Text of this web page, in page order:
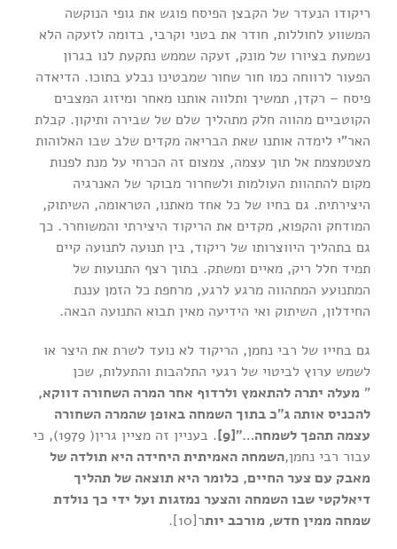
ריקודו הנעדר של הקבצן הפיסח פוגש את גופי הנוקשה
המשווע לחוללות, חודר את בטני וקרבי, בדומה לזעקה הלא
נשמעת בציורו של מונק, זעקה שממש נתקעת לנו בגרון
הפעור לרווחה כמו חור שחור שמבטינו נבלע בתוכו. הדיאדה
פיסח – רקדן, תמשיך ותלווה אותנו מאחר ומיזוג המצבים
הקוטביים מהווה חלק מתהליך שלם של שבירה ותיקון. קבלת
האר”י לימדה אותנו שאת הבריאה מקדים שלב שבו האלוהות
מצטמצמת אל תוך עצמה, צמצום זה הכרחי על מנת לפנות
מקום להתהוות העולמות ולשחרור מבוקר של האנרגיה
היצירתית. גם בחיו של כל אחד מאתנו, הטראומה, השיתוק,
המודחק והקפוא, מקדים את הריקוד היצירתי והמשוחרר. כך
גם בתהליך היווצרותו של ריקוד, בין תנועה לתנועה קיים
תמיד חלל ריק, מאיים ומשתק. בתוך רצף התנועות של
המתנועע המתהווה מרגע לרגע, מרחפת כל הזמן עננת
החידלון, השיתוק ואי הידיעה מאין תבוא התנועה הבאה.
גם בחייו של רבי נחמן, הריקוד לא נועד לשרת את היצר או
לשמש ערוץ לביטוי של רגעי התלהבות והתעלות, שכן
” מעלה יתרה להתאמץ ולרדוף אחר המרה השחורה דווקא,
להכניס אותה ג”כ בתוך השמחה באופן שהמרה השחורה
עצמה תהפך לשמחה…”[9]
. בעניין זה מציין גרין( 1979), כי
עבור רבי נחמן,השמחה האמיתית היחידה היא תולדה של
מאבק עם צער החיים, כלומר היא תוצאה של תהליך
דיאלקטי שבו השמחה והצער נמזגות ועל ידי כך נולדת
שמחה ממין חדש, מורכב יותר[10].